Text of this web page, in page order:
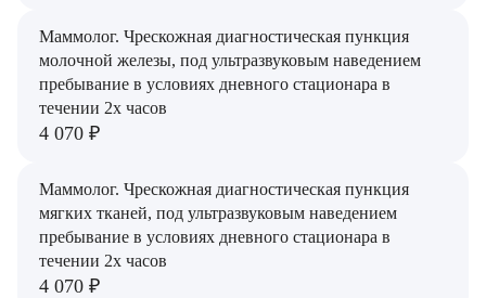
Маммолог. Чрескожная диагностическая пункция
молочной железы, под ультразвуковым наведением
пребывание в условиях дневного стационара в
течении 2х часов
4 070 ₽
Маммолог. Чрескожная диагностическая пункция
мягких тканей, под ультразвуковым наведением
пребывание в условиях дневного стационара в
течении 2х часов
4 070 ₽
Бухвалов Александр Анатольевич
Вакуленчик Николай Сергеевич
Варфоломеева Елена Александровна
Винникова Кристина Юрьевна
Воробьёва Евгения Валерьевна